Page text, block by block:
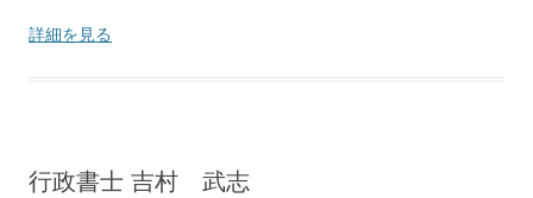
詳細を見る
行政書士 吉村 武志